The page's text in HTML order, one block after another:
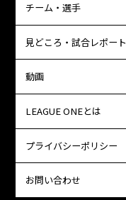
チーム・選手
見どころ・試合レポート
動画
LEAGUE ONEとは
プライバシーポリシー
お問い合わせ